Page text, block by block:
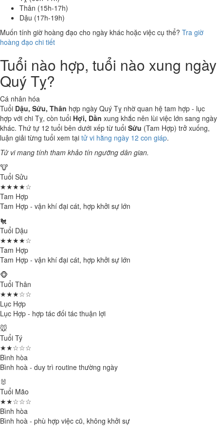
Thân (15h-17h)
Dậu (17h-19h)
Muốn tính giờ hoàng đạo cho ngày khác hoặc việc cụ thể? Tra giờ
hoàng đạo chi tiết
Tuổi nào hợp, tuổi nào xung ngày
Quý Tỵ?
Cá nhân hóa
Tuổi Dậu, Sửu, Thân hợp ngày Quý Tỵ nhờ quan hệ tam hợp - lục
hợp với chi Tỵ, còn tuổi Hợi, Dần xung khắc nên lùi việc lớn sang ngày
khác. Thứ tự 12 tuổi bên dưới xếp từ tuổi Sửu (Tam Hợp) trở xuống,
luận giải từng tuổi xem tại tử vi hằng ngày 12 con giáp.
Tử vi mang tính tham khảo tín ngưỡng dân gian.
🐮
Tuổi Sửu
★★★★☆
Tam Hợp
Tam Hợp - vận khí đại cát, hợp khởi sự lớn
🐔
Tuổi Dậu
★★★★☆
Tam Hợp
Tam Hợp - vận khí đại cát, hợp khởi sự lớn
🐵
Tuổi Thân
★★★☆☆
Lục Hợp
Lục Hợp - hợp tác đối tác thuận lợi
🐭
Tuổi Tý
★★☆☆☆
Bình hòa
Bình hoà - duy trì routine thường ngày
🐰
Tuổi Mão
★★☆☆☆
Bình hòa
Bình hoà - phù hợp việc cũ, không khởi sự